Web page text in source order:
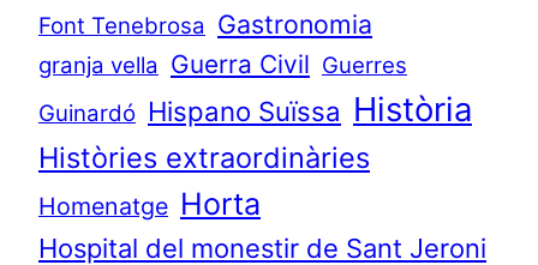
Font Tenebrosa Gastronomia
granja vella Guerra Civil Guerres
Guinardó Hispano Suïssa Història
Històries extraordinàries
Homenatge Horta
Hospital del monestir de Sant Jeroni